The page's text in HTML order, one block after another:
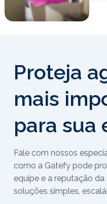
Proteja
mais
para sua
Fale com nossos
como a Gatefy pode
equipe e a reputação
soluções simples,